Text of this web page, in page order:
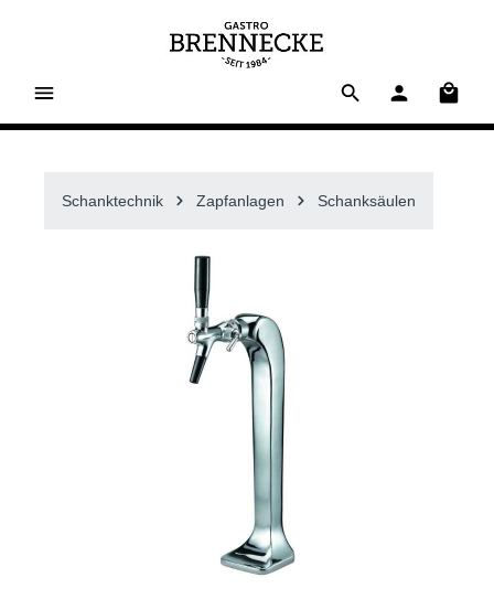
Schanktechnik Zapfanlagen Schanksäulen
Bildergalerie überspringen